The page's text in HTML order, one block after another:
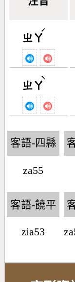
ㄓㄚ
ˊ
ㄓㄚ
ˋ
客語-四縣
za55
客語-饒平
zia53